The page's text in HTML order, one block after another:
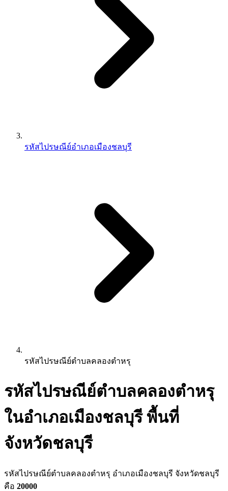
รหัสไปรษณีย์อำเภอเมืองชลบุรี
รหัสไปรษณีย์ตำบลคลองตำหรุ
รหัสไปรษณีย์ตำบลคลองตำหรุ
ในอำเภอเมืองชลบุรี พื้นที่
จังหวัดชลบุรี
รหัสไปรษณีย์ตำบลคลองตำหรุ อำเภอเมืองชลบุรี จังหวัดชลบุรี
คือ 20000